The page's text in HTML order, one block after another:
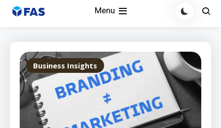
Menu
Business Insights